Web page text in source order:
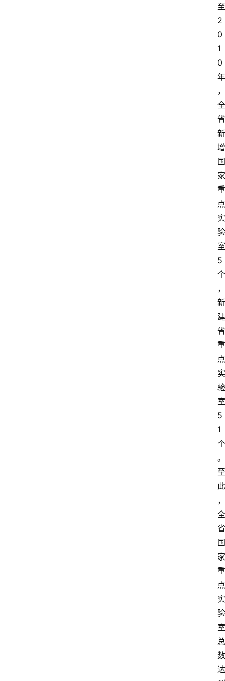
至
2
0
1
0
年
，
全
省
新
增
国
家
重
点
实
验
室
5
个
，
新
建
省
重
点
实
验
室
5
1
个
。
至
此
，
全
省
国
家
重
点
实
验
室
总
数
达